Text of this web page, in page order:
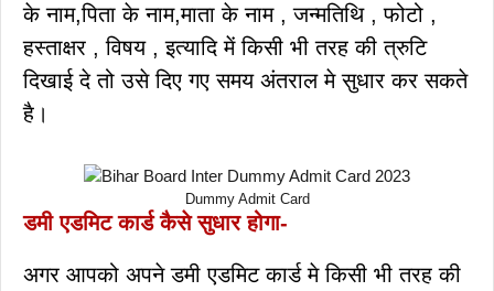
के नाम,पिता के नाम,माता के नाम , जन्मतिथि , फोटो ,
हस्ताक्षर , विषय , इत्यादि में किसी भी तरह की त्रुटि
दिखाई दे तो उसे दिए गए समय अंतराल मे सुधार कर सकते
है।
Dummy Admit Card
डमी एडमिट कार्ड कैसे सुधार होगा-
अगर आपको अपने डमी एडमिट कार्ड मे किसी भी तरह की